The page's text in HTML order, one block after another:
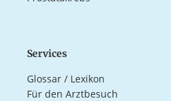
Services
Glossar / Lexikon
Für den Arztbesuch